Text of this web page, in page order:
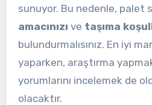
sunuyor. Bu nedenle, palet
amacınızı ve taşıma
bulundurmalısınız. En iyi
yaparken, araştırma
yorumlarını incelemek de
olacaktır.